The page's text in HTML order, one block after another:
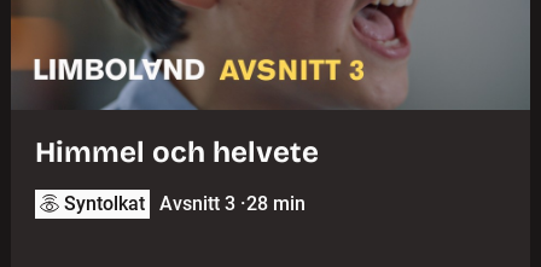
Himmel och helvete
Syntolkat Avsnitt 3 ·28 min